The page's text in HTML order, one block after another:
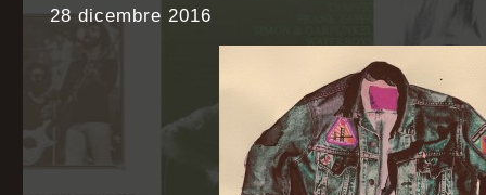
28 dicembre 2016